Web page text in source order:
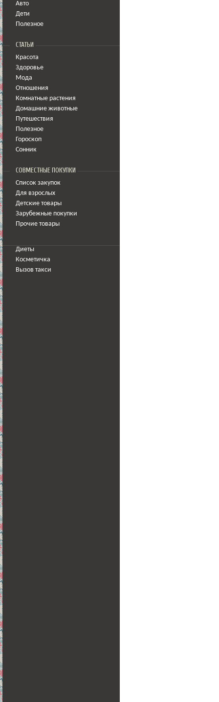
Авто
Дети
Полезное
СТАТЬИ
Красота
Здоровье
Мода
Отношения
Комнатные растения
Домашние животные
Путешествия
Полезное
Гороскоп
Сонник
СОВМЕСТНЫЕ ПОКУПКИ
Список закупок
Для взрослых
Детские товары
Зарубежные покупки
Прочие товары
Диеты
Косметичка
Вызов такси